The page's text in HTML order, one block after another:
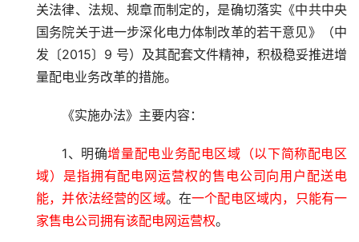
关法律、法规、规章而制定的，是确切落实《中共中央
国务院关于进一步深化电力体制改革的若干意见》（中
发〔2015〕9 号）及其配套文件精神，积极稳妥推进增
量配电业务改革的措施。
《实施办法》主要内容：
1、明确增量配电业务配电区域（以下简称配电区
域）是指拥有配电网运营权的售电公司向用户配送电
能，并依法经营的区域。在一个配电区域内，只能有一
家售电公司拥有该配电网运营权。